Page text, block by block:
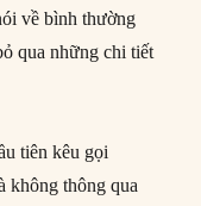
về bình thường
qua những chi tiết
tiên kêu gọi
không thông qua